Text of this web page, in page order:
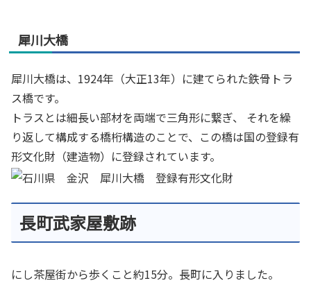
犀川大橋
犀川大橋は、1924年（大正13年）に建てられた鉄骨トラ
ス橋です。
トラスとは細長い部材を両端で三角形に繋ぎ、 それを繰
り返して構成する橋桁構造のことで、この橋は国の登録有
形文化財（建造物）に登録されています。
長町武家屋敷跡
にし茶屋街から歩くこと約15分。長町に入りました。